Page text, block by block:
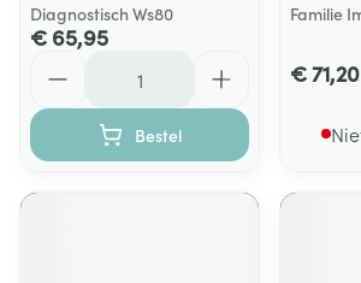
Diagnostisch Ws80
€ 65,95
Bestel
Familie
€ 71,20